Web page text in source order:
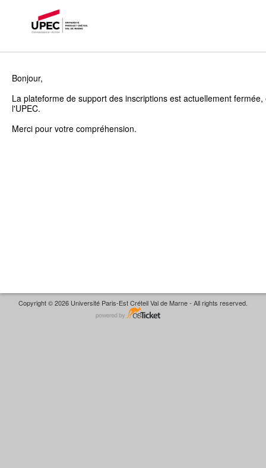
Bonjour,
La plateforme de support des inscriptions est actuellement
l'UPEC.
Merci pour votre compréhension.
Copyright © 2026 Université Paris-Est Créteil Val de Marne - All rights reserved.